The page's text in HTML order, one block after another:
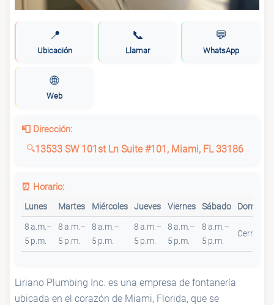
📍
Ubicación
📞
Llamar
💬
WhatsApp
🌐
Web
📮 Dirección:
13533 SW 101st Ln Suite #101, Miami, FL 33186
⏰ Horario:
Lunes Martes Miércoles Jueves Viernes Sábado Domingo
8 a.m.–
5 p.m.
8 a.m.–
5 p.m.
8 a.m.–
5 p.m.
8 a.m.–
5 p.m.
8 a.m.–
5 p.m.
8 a.m.–
5 p.m.
Cerrado
Liriano Plumbing Inc. es una empresa de fontanería
ubicada en el corazón de Miami, Florida, que se